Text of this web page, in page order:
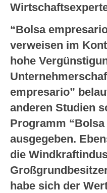
“Bolsa
verweisen im
hohe
empresario”
anderen Studien
Programm
ausgegeben.
die
habe sich der